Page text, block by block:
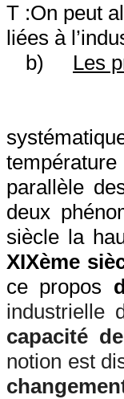
T :On peut
liées à
b)
Les
parallèle
deux
siècle la
XIXème
ce propos
industrielle
capacité
notion est